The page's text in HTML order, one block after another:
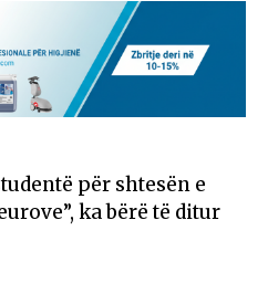
për shtesën e
ka bërë të ditur